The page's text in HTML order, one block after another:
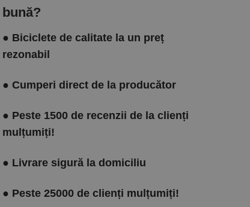
bună?
● Biciclete de calitate la un preț
rezonabil
● Cumperi direct de la producător
● Peste 1500 de recenzii de la clienți
mulțumiți!
● Livrare sigură la domiciliu
● Peste 25000 de clienți mulțumiți!